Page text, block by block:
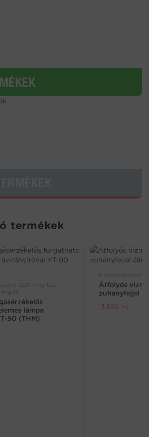
termékek
lámpa
90 (THM)
Átfolyós
zuhanyfejjel
13.890 Ft